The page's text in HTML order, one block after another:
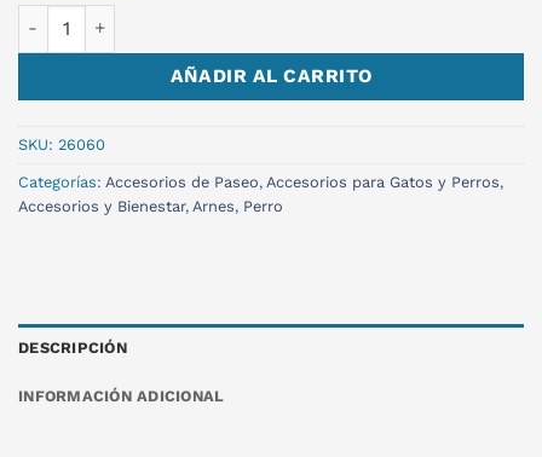
AÑADIR AL CARRITO
SKU: 26060
Categorías: Accesorios de Paseo, Accesorios para Gatos y Perros,
Accesorios y Bienestar, Arnes, Perro
DESCRIPCIÓN
INFORMACIÓN ADICIONAL